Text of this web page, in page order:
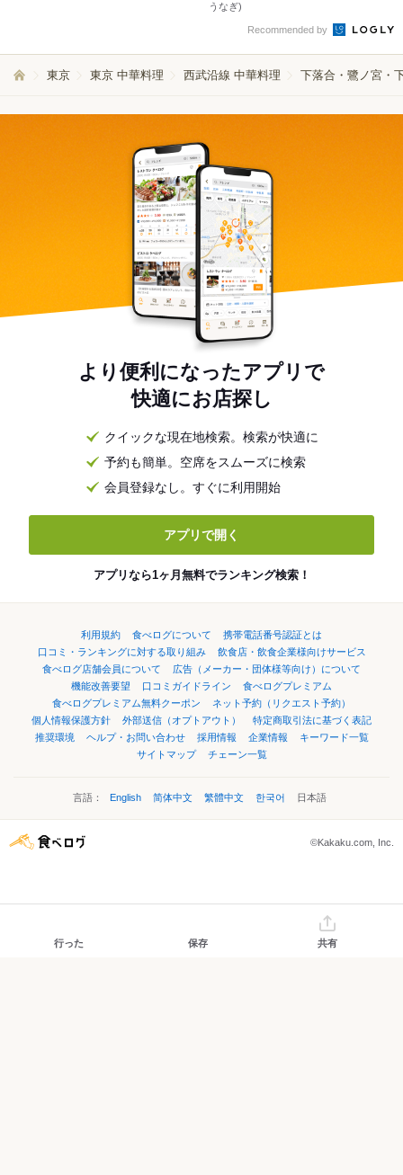
うなぎ)
Recommended by
東京 東京 中華料理 西武沿線 中華料理 下落合・鷺ノ宮・
より便利になったアプリで
快適にお店探し
クイックな現在地検索。検索が快適に
予約も簡単。空席をスムーズに検索
会員登録なし。すぐに利用開始
アプリで開く
アプリなら1ヶ月無料でランキング検索！
利用規約 食べログについて
携帯電話番号認証とは
口コミ・ランキングに対する取り組み
飲食店・飲食企業様向けサービス
食べログ店舗会員について
広告（メーカー・団体様等向け）について
機能改善要望
口コミガイドライン
食べログプレミアム
食べログプレミアム無料クーポン
ネット予約（リクエスト予約）
個人情報保護方針
外部送信（オプトアウト）
特定商取引法に基づく表記
推奨環境
ヘルプ・お問い合わせ 採用情報 企業情報
キーワード一覧
サイトマップ
チェーン一覧
言語： English 简体中文 繁體中文 한국어 日本語
©Kakaku.com, Inc.
行った 保存 共有